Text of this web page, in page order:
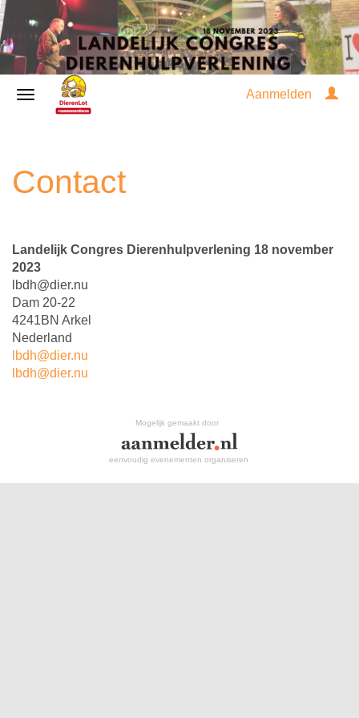
Aanmelden
Contact
Landelijk Congres Dierenhulpverlening 18 november
2023
lbdh@dier.nu
Dam 20-22
4241BN Arkel
Nederland
lbdh@dier.nu
lbdh@dier.nu
Mogelijk gemaakt door
eenvoudig evenementen organiseren